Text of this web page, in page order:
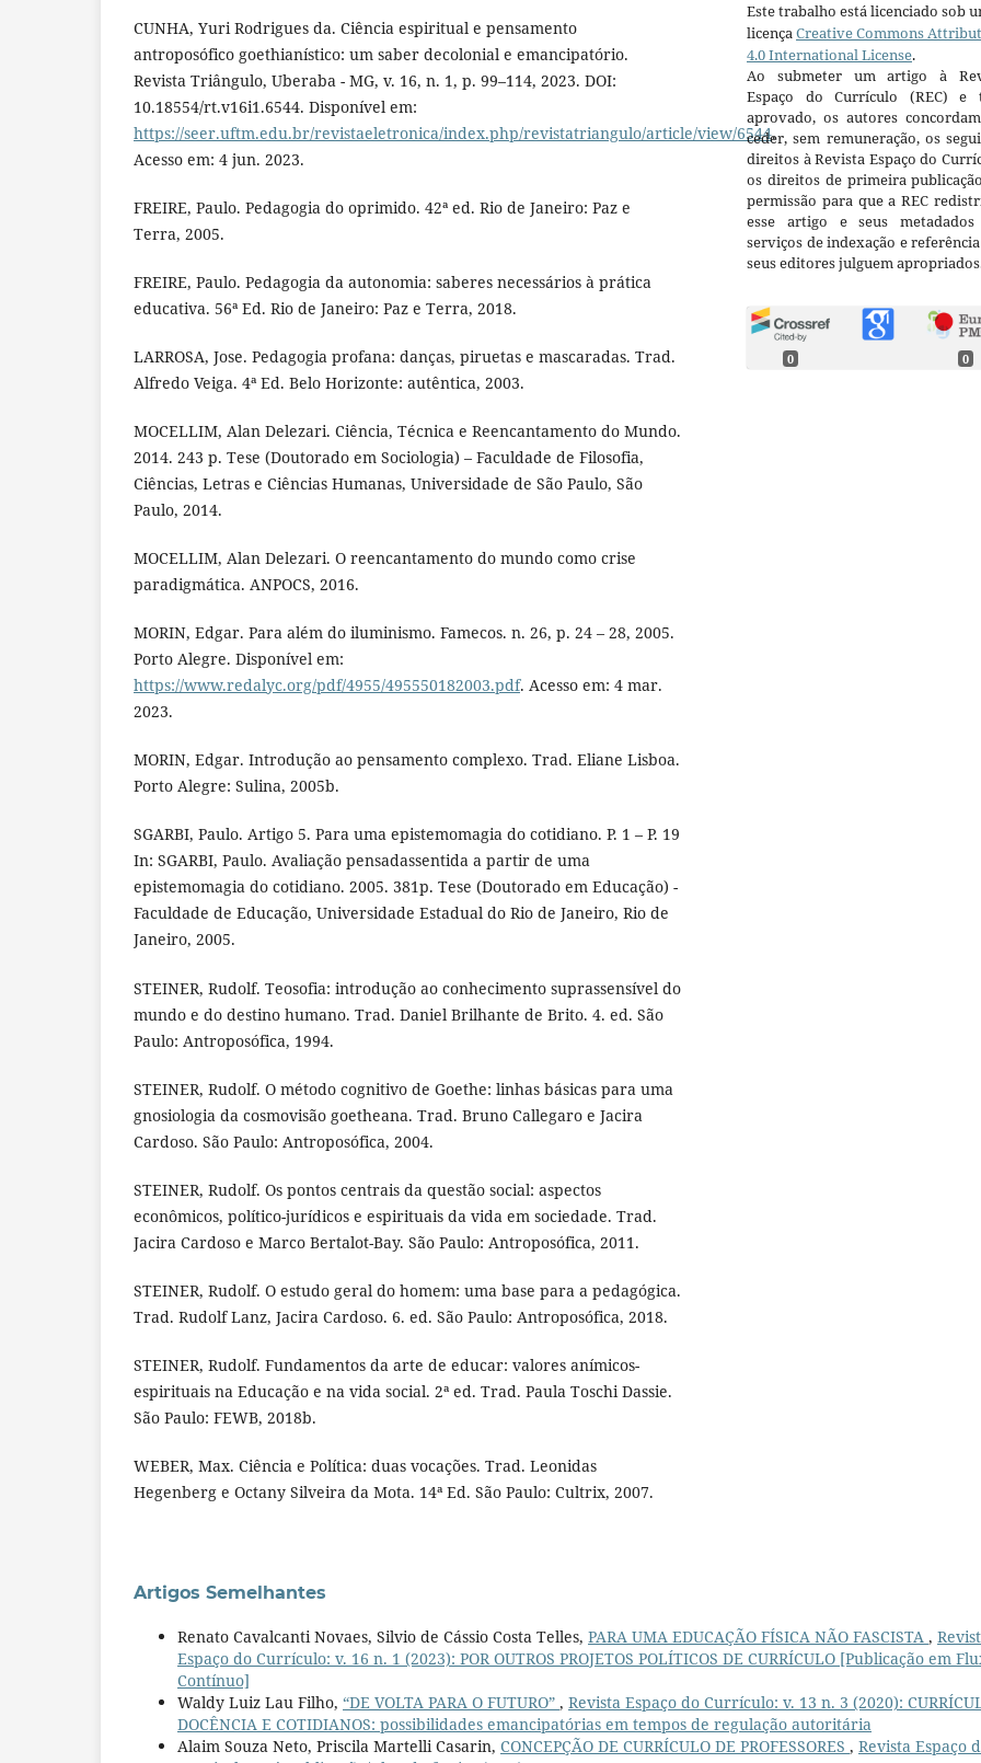
CUNHA, Yuri Rodrigues da. Ciência espiritual e pensamento
antroposófico goethianístico: um saber decolonial e emancipatório.
Revista Triângulo, Uberaba - MG, v. 16, n. 1, p. 99–114, 2023. DOI:
10.18554/rt.v16i1.6544. Disponível em:
https://seer.uftm.edu.br/revistaeletronica/index.php/revistatriangulo/article/view/6544.
Acesso em: 4 jun. 2023.
FREIRE, Paulo. Pedagogia do oprimido. 42ª ed. Rio de Janeiro: Paz e
Terra, 2005.
FREIRE, Paulo. Pedagogia da autonomia: saberes necessários à prática
educativa. 56ª Ed. Rio de Janeiro: Paz e Terra, 2018.
LARROSA, Jose. Pedagogia profana: danças, piruetas e mascaradas. Trad.
Alfredo Veiga. 4ª Ed. Belo Horizonte: autêntica, 2003.
MOCELLIM, Alan Delezari. Ciência, Técnica e Reencantamento do Mundo.
2014. 243 p. Tese (Doutorado em Sociologia) – Faculdade de Filosofia,
Ciências, Letras e Ciências Humanas, Universidade de São Paulo, São
Paulo, 2014.
MOCELLIM, Alan Delezari. O reencantamento do mundo como crise
paradigmática. ANPOCS, 2016.
MORIN, Edgar. Para além do iluminismo. Famecos. n. 26, p. 24 – 28, 2005.
Porto Alegre. Disponível em:
https://www.redalyc.org/pdf/4955/495550182003.pdf. Acesso em: 4 mar.
2023.
MORIN, Edgar. Introdução ao pensamento complexo. Trad. Eliane Lisboa.
Porto Alegre: Sulina, 2005b.
SGARBI, Paulo. Artigo 5. Para uma epistemomagia do cotidiano. P. 1 – P. 19
In: SGARBI, Paulo. Avaliação pensadassentida a partir de uma
epistemomagia do cotidiano. 2005. 381p. Tese (Doutorado em Educação) -
Faculdade de Educação, Universidade Estadual do Rio de Janeiro, Rio de
Janeiro, 2005.
STEINER, Rudolf. Teosofia: introdução ao conhecimento suprassensível do
mundo e do destino humano. Trad. Daniel Brilhante de Brito. 4. ed. São
Paulo: Antroposófica, 1994.
STEINER, Rudolf. O método cognitivo de Goethe: linhas básicas para uma
gnosiologia da cosmovisão goetheana. Trad. Bruno Callegaro e Jacira
Cardoso. São Paulo: Antroposófica, 2004.
STEINER, Rudolf. Os pontos centrais da questão social: aspectos
econômicos, político-jurídicos e espirituais da vida em sociedade. Trad.
Jacira Cardoso e Marco Bertalot-Bay. São Paulo: Antroposófica, 2011.
STEINER, Rudolf. O estudo geral do homem: uma base para a pedagógica.
Trad. Rudolf Lanz, Jacira Cardoso. 6. ed. São Paulo: Antroposófica, 2018.
STEINER, Rudolf. Fundamentos da arte de educar: valores anímicos-
espirituais na Educação e na vida social. 2ª ed. Trad. Paula Toschi Dassie.
São Paulo: FEWB, 2018b.
WEBER, Max. Ciência e Política: duas vocações. Trad. Leonidas
Hegenberg e Octany Silveira da Mota. 14ª Ed. São Paulo: Cultrix, 2007.
Este trabalho está licenciado sob
licençaCreative Commons
4.0 International License.
Ao submeter um artigo à
Espaço do Currículo (REC) e
aprovado, os autores
ceder, sem remuneração, os
direitos à Revista Espaço do
os direitos de primeira
permissão para que a REC
esse artigo e seus metadados
serviços de indexação e
seus editores julguem
0 0
Artigos Semelhantes
Renato Cavalcanti Novaes, Silvio de Cássio Costa Telles, PARA UMA EDUCAÇÃO FÍSICA NÃO FASCISTA ,
Espaço do Currículo: v. 16 n. 1 (2023): POR OUTROS PROJETOS POLÍTICOS DE CURRÍCULO [Publicação em
Contínuo]
Waldy Luiz Lau Filho, “DE VOLTA PARA O FUTURO” , Revista Espaço do Currículo: v. 13 n. 3 (2020):
DOCÊNCIA E COTIDIANOS: possibilidades emancipatórias em tempos de regulação autoritária
Alaim Souza Neto, Priscila Martelli Casarin, CONCEPÇÃO DE CURRÍCULO DE PROFESSORES , Revista Espaço